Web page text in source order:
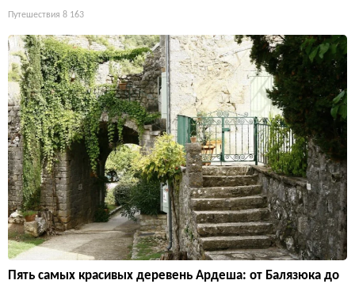
Путешествия 8 163
Пять самых красивых деревень Ардеша: от Балязюка до